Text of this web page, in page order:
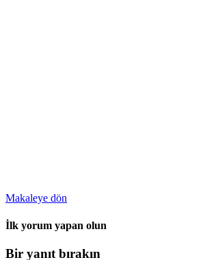
Makaleye dön
İlk yorum yapan olun
Bir yanıt bırakın